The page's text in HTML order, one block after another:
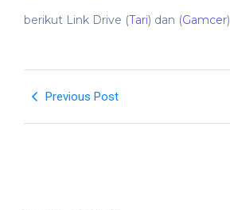
berikut Link Drive (Tari) dan (Gamcer)
Previous Post